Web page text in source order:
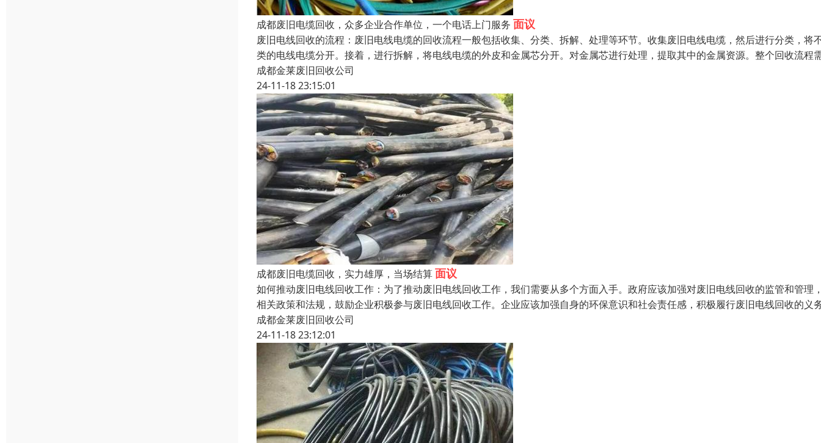
成都废旧电缆回收，众多企业合作单位，一个电话上门服务 面议
废旧电线回收的流程：废旧电线电缆的回收流程一般包括收集、分类、拆解、处理等环节。收集废旧电线电缆，然后进行分类，将
类的电线电缆分开。接着，进行拆解，将电线电缆的外皮和金属芯分开。对金属芯进行处理，提取其中的金属资源。整个回收流程
成都金莱废旧回收公司
24-11-18 23:15:01
成都废旧电缆回收，实力雄厚，当场结算面议
如何推动废旧电线回收工作：为了推动废旧电线回收工作，我们需要从多个方面入手。政府应该加强对废旧电线回收的监管和管理
相关政策和法规，鼓励企业积极参与废旧电线回收工作。企业应该加强自身的环保意识和社会责任感，积极履行废旧电线回收的义
成都金莱废旧回收公司
24-11-18 23:12:01